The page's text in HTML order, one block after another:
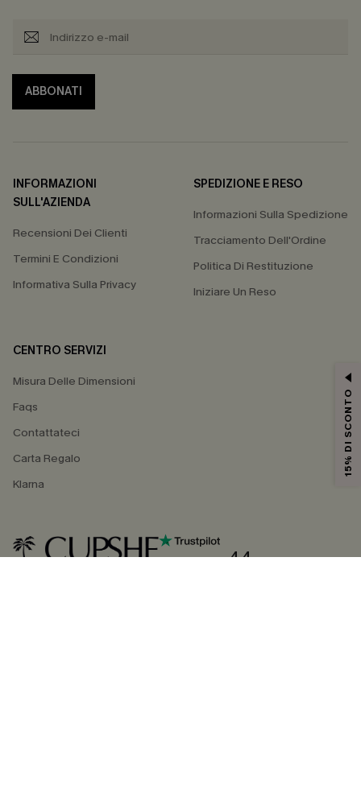
ABBONATI
INFORMAZIONI
SULL'AZIENDA
Recensioni Dei Clienti
Termini E Condizioni
Informativa Sulla Privacy
SPEDIZIONE E RESO
Informazioni Sulla Spedizione
Tracciamento Dell'Ordine
Politica Di Restituzione
Iniziare Un Reso
CENTRO SERVIZI
Misura Delle Dimensioni
Faqs
Contattateci
Carta Regalo
Klarna
4.4
15% DI SCONTO